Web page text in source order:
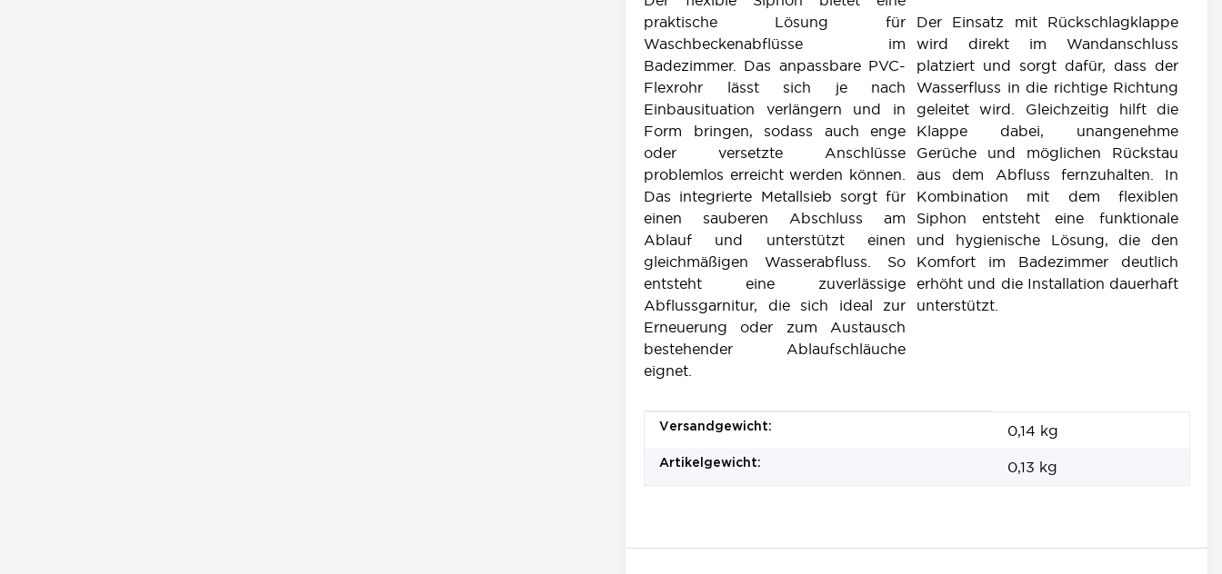
praktische Lösung für
Waschbeckenabflüsse im
Badezimmer. Das anpassbare PVC-
Flexrohr lässt sich je nach
Einbausituation verlängern und in
Form bringen, sodass auch enge
oder versetzte Anschlüsse
problemlos erreicht werden können.
Das integrierte Metallsieb sorgt für
einen sauberen Abschluss am
Ablauf und unterstützt einen
gleichmäßigen Wasserabfluss. So
entsteht eine zuverlässige
Abflussgarnitur, die sich ideal zur
Erneuerung oder zum Austausch
bestehender Ablaufschläuche
eignet.
Der Einsatz mit Rückschlagklappe
wird direkt im Wandanschluss
platziert und sorgt dafür, dass der
Wasserfluss in die richtige Richtung
geleitet wird. Gleichzeitig hilft die
Klappe dabei, unangenehme
Gerüche und möglichen Rückstau
aus dem Abfluss fernzuhalten. In
Kombination mit dem flexiblen
Siphon entsteht eine funktionale
und hygienische Lösung, die den
Komfort im Badezimmer deutlich
erhöht und die Installation dauerhaft
unterstützt.
Produkteigenschaft
Wert
Versandgewicht: 0,14 kg
Artikelgewicht: 0,13 kg